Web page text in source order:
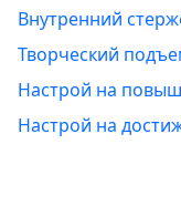
Внутренний
Творческий
Настрой на
Настрой на